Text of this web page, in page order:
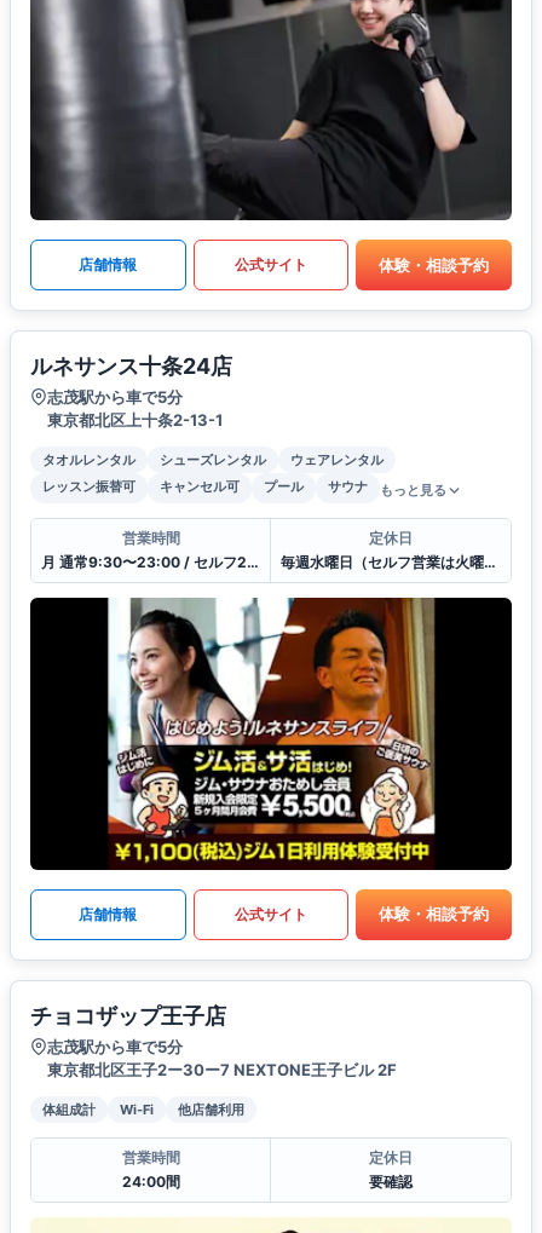
店舗情報 公式サイト 体験・相談予約
ルネサンス十条24店
志茂駅から車で5分
東京都北区上十条2-13-1
タオルレンタル シューズレンタル
ウェアレンタル
レッスン振替可
キャンセル可 プール サウナ もっと見る
営業時間
月 通常9:30〜23:00 / セルフ23:00〜9:30 / 受付10:30〜21:00
定休日
毎週水曜日（セルフ営業は火曜23:00~木曜9:30まで休館）
店舗情報 公式サイト 体験・相談予約
チョコザップ王子店
志茂駅から車で5分
東京都北区王子2ー30ー7 NEXTONE王子ビル 2F
体組成計 Wi-Fi 他店舗利用
営業時間
24:00間
定休日
要確認